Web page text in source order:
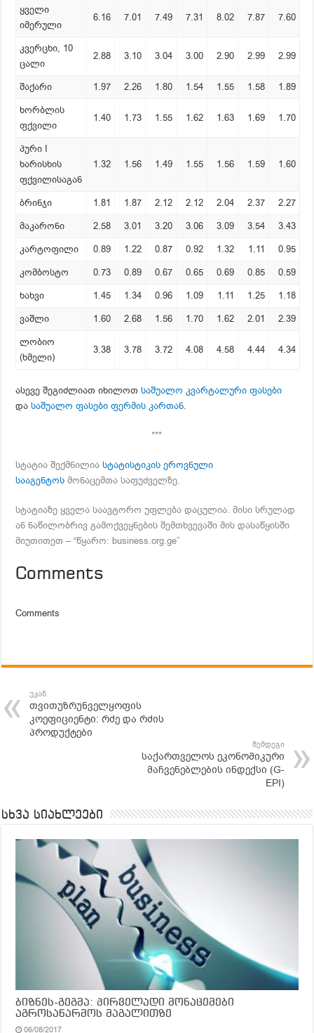
ყველი
იმერული
6.16 7.01 7.49 7.31 8.02 7.87 7.60
კვერცხი, 10
ცალი
2.88 3.10 3.04 3.00 2.90 2.99 2.99
შაქარი 1.97 2.26 1.80 1.54 1.55 1.58
1.89
ხორბლის
ფქვილი
1.40 1.73 1.55 1.62 1.63 1.69 1.70
პური I
ხარისხის
ფქვილისაგან
1.32 1.56 1.49 1.55 1.56 1.59 1.60
ბრინჯი 1.81 1.87 2.12 2.12 2.04 2.37
2.27
მაკარონი
2.58 3.01 3.20 3.06 3.09 3.54
3.43
კარტოფილი
0.89 1.22 0.87 0.92 1.32 1.11
0.95
კომბოსტო
0.73 0.89 0.67 0.65 0.69 0.85
0.59
ხახვი
1.45 1.34 0.96 1.09 1.11 1.25
1.18
ვაშლი
1.60 2.68 1.56 1.70 1.62 2.01
2.39
ლობიო
(ხმელი)
3.38 3.78 3.72 4.08 4.58 4.44 4.34
ასევე შეგიძლიათ იხილოთსაშუალო კვარტალური ფასები
დასაშუალო ფასები ფერმის კართან.
***
სტატია შექმნილიასტატისტიკის ეროვნული
სააგენტოს მონაცემთა საფუძველზე.
სტატიაზე ყველა საავტორო უფლება დაცულია. მისი სრულად
ან ნაწილობრივ გამოქვეყნების შემთხვევაში მის დასაწყისში
მიუთითეთ – “წყარო: business.org.ge”
Comments
Comments
უკან
თვითუზრუნველყოფის
კოეფიციენტი: რძე და რძის
პროდუქტები
შემდეგი
საქართველოს ეკონომიკური
მაჩვენებლების ინდექსი (G-
EPI)
სხვა სიახლეები
ბიზნეს-გეგმა: პირველადი მონაცემები
აგროსაწარმოს მაგალითზე
06/08/2017